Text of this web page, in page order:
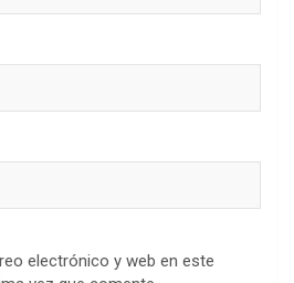
electrónico y web en este